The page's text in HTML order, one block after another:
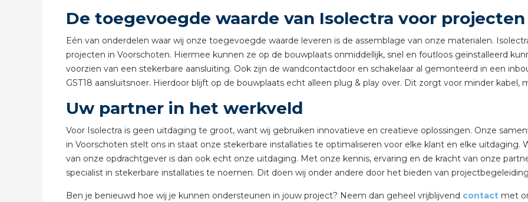
De toegevoegde waarde van Isolectra voor
Eén van onderdelen waar wij onze toegevoegde waarde leveren is de assemblage van onze materialen.
projecten in Voorschoten. Hiermee kunnen ze op de bouwplaats onmiddellijk, snel en foutloos geïnstalleerd
voorzien van een stekerbare aansluiting. Ook zijn de wandcontactdoor en schakelaar al gemonteerd in een
GST18 aansluitsnoer. Hierdoor blijft op de bouwplaats echt alleen plug & play over. Dit zorgt voor minder
Uw partner in het werkveld
Voor Isolectra is geen uitdaging te groot, want wij gebruiken innovatieve en creatieve oplossingen. Onze
in Voorschoten stelt ons in staat onze stekerbare installaties te optimaliseren voor elke klant en elke uitdaging.
van onze opdrachtgever is dan ook echt onze uitdaging. Met onze kennis, ervaring en de kracht van onze
specialist in stekerbare installaties te noemen. Dit doen wij onder andere door het bieden van
Ben je benieuwd hoe wij je kunnen ondersteunen in jouw project? Neem dan geheel vrijblijvend contact met
Stekerbaar installeren in
tuinbouw
Wieland stekerbare
Wieland
Wieland RST®